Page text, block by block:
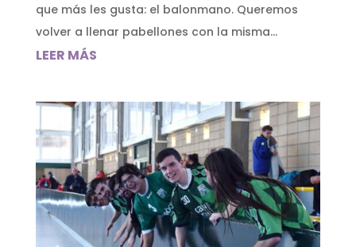
que más les gusta: el balonmano. Queremos
volver a llenar pabellones con la misma...
LEER MÁS